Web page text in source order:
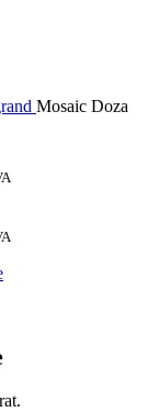
Mosaic Doza